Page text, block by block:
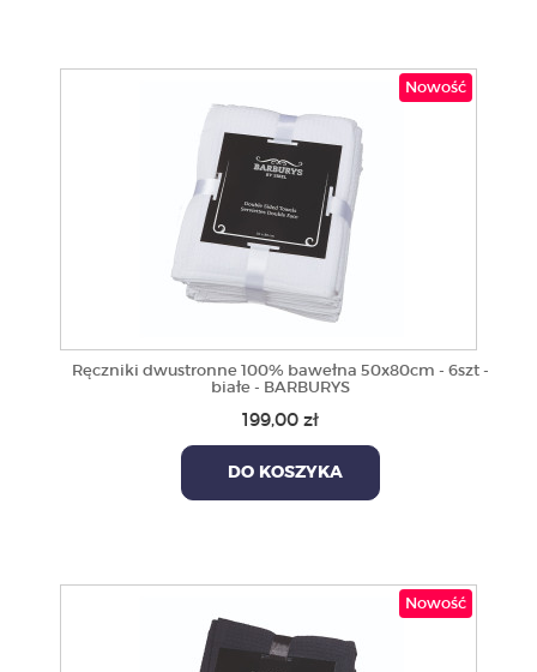
Nowość
Ręczniki dwustronne 100% bawełna 50x80cm - 6szt -
białe - BARBURYS
199,00 zł
DO KOSZYKA
Nowość